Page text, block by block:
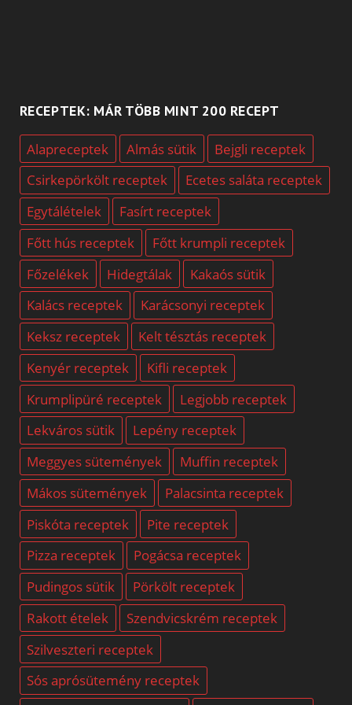
RECEPTEK: MÁR TÖBB MINT 200 RECEPT
Alapreceptek Almás sütik
Bejgli receptek
Csirkepörkölt receptek
Ecetes saláta receptek
Egytálételek
Fasírt receptek
Főtt hús receptek
Főtt krumpli receptek
Főzelékek
Hidegtálak
Kakaós sütik
Kalács receptek
Karácsonyi receptek
Keksz receptek
Kelt tésztás receptek
Kenyér receptek
Kifli receptek
Krumplipüré receptek
Legjobb receptek
Lekváros sütik
Lepény receptek
Meggyes sütemények
Muffin receptek
Mákos sütemények
Palacsinta receptek
Piskóta receptek
Pite receptek
Pizza receptek
Pogácsa receptek
Pudingos sütik
Pörkölt receptek
Rakott ételek
Szendvicskrém receptek
Szilveszteri receptek
Sós aprósütemény receptek